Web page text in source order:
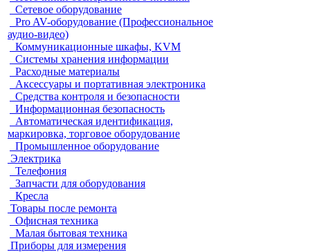
Сетевое оборудование
Pro AV-оборудование (Профессиональное
аудио-видео)
Коммуникационные шкафы, KVM
Системы хранения информации
Расходные материалы
Аксессуары и портативная электроника
Средства контроля и безопасности
Информационная безопасность
Автоматическая идентификация,
маркировка, торговое оборудование
Промышленное оборудование
Электрика
Телефония
Запчасти для оборудования
Кресла
Товары после ремонта
Офисная техника
Малая бытовая техника
Приборы для измерения